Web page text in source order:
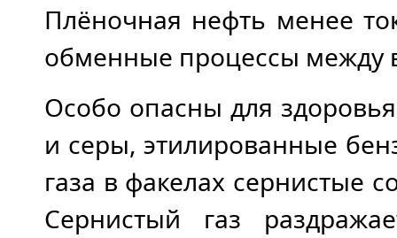
Плёночная нефть менее
обменные процессы между
Особо опасны для
и серы, этилированные
газа в факелах сернистые
Сернистый газ